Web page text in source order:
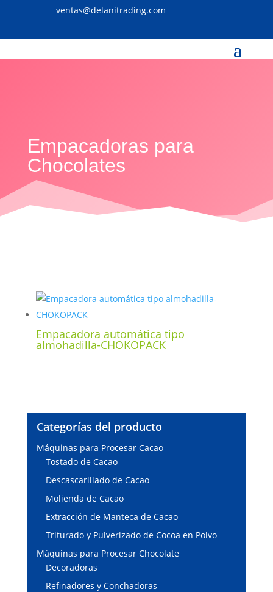
ventas@delanitrading.com
Empacadoras para
Chocolates
Empacadora automática tipo
almohadilla-CHOKOPACK
Categorías del producto
Máquinas para Procesar Cacao
Tostado de Cacao
Descascarillado de Cacao
Molienda de Cacao
Extracción de Manteca de Cacao
Triturado y Pulverizado de Cocoa en Polvo
Máquinas para Procesar Chocolate
Decoradoras
Refinadores y Conchadoras